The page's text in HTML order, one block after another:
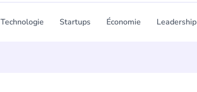
Technologie Startups Économie Leadership